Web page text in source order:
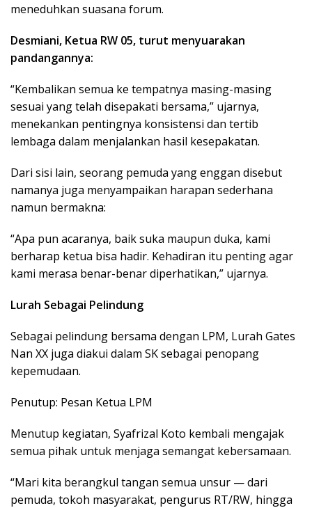
meneduhkan suasana forum.
Desmiani, Ketua RW 05, turut menyuarakan
pandangannya:
“Kembalikan semua ke tempatnya masing-masing
sesuai yang telah disepakati bersama,” ujarnya,
menekankan pentingnya konsistensi dan tertib
lembaga dalam menjalankan hasil kesepakatan.
Dari sisi lain, seorang pemuda yang enggan disebut
namanya juga menyampaikan harapan sederhana
namun bermakna:
“Apa pun acaranya, baik suka maupun duka, kami
berharap ketua bisa hadir. Kehadiran itu penting agar
kami merasa benar-benar diperhatikan,” ujarnya.
Lurah Sebagai Pelindung
Sebagai pelindung bersama dengan LPM, Lurah Gates
Nan XX juga diakui dalam SK sebagai penopang
kepemudaan.
Penutup: Pesan Ketua LPM
Menutup kegiatan, Syafrizal Koto kembali mengajak
semua pihak untuk menjaga semangat kebersamaan.
“Mari kita berangkul tangan semua unsur — dari
pemuda, tokoh masyarakat, pengurus RT/RW, hingga